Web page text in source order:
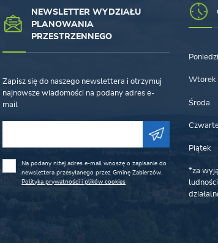
NEWSLETTER WYDZIAŁU
PLANOWANIA
PRZESTRZENNEGO
Zapisz się do naszego newslettera i otrzymuj
najnowsze wiadomości na podany adres e-
mail
Na podany niżej adres e-mail wnoszę o zapisanie do
newslettera przesyłanego przez Gminę Zabierzów.
Polityka prywatności i plików cookies
Wtorek
Środa
Piątek
*za